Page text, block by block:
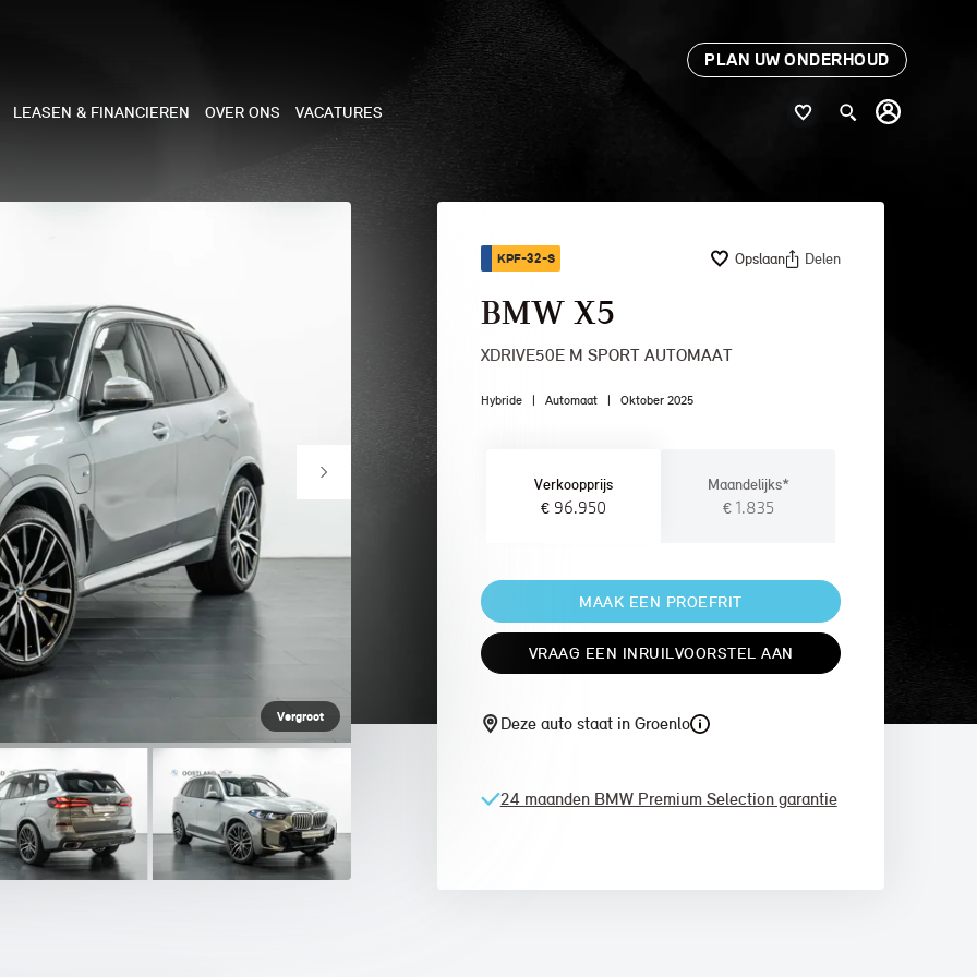
PLAN UW ONDERHOUD
CABRIO
5-DEURS
COOPER WORKS
SMITH EDITION
LEASEN & FINANCIEREN OVER ONS VACATURES
Vergroot
KPF-32-S Opslaan Delen
BMW X5
XDRIVE50E M SPORT AUTOMAAT
Hybride | Automaat | Oktober 2025
Verkoopprijs
€ 96.950
Maandelijks*
€ 1.835
MAAK EEN PROEFRIT
VRAAG EEN INRUILVOORSTEL AAN
Deze auto staat in Groenlo
24 maanden BMW Premium Selection garantie